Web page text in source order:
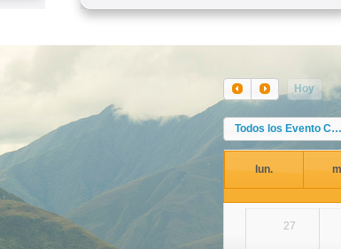
Hoy
Todos los Evento Categories
lun.
27